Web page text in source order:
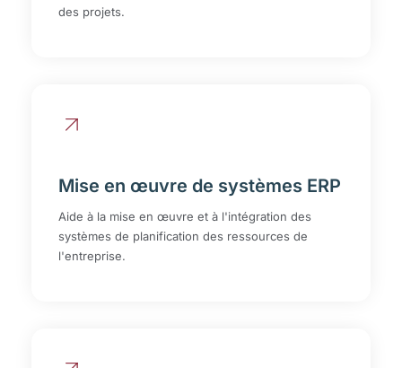
des projets.
Mise en œuvre de systèmes ERP
Aide à la mise en œuvre et à l'intégration des
systèmes de planification des ressources de
l'entreprise.